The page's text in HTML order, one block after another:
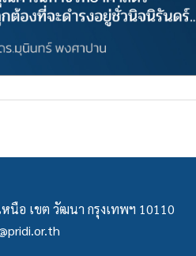
นือ เขต วัฒนา กรุงเทพฯ 10110